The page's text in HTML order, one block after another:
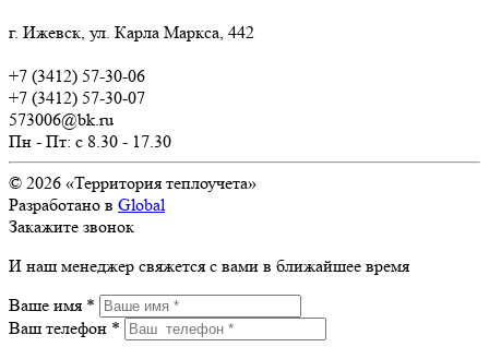
г. Ижевск, ул. Карла Маркса, 442
+7 (3412) 57-30-06
+7 (3412) 57-30-07
573006@bk.ru
Пн - Пт: c 8.30 - 17.30
© 2026 «Территория теплоучета»
Разработано в Global
Закажите звонок
И наш менеджер свяжется с вами в ближайшее время
Ваше имя *
Ваш телефон *